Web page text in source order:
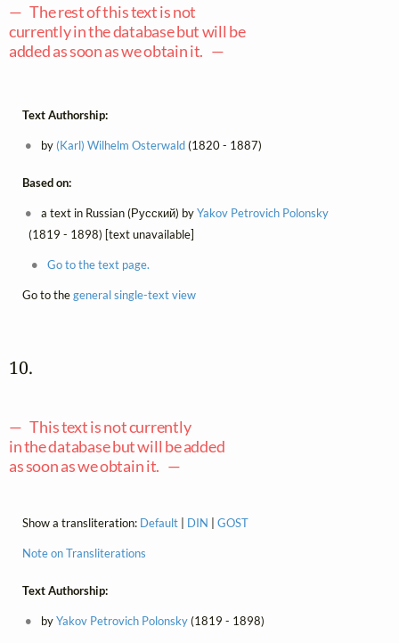
— The rest of this text is not
currently in the database but will be
added as soon as we obtain it. —
Text Authorship:
by (Karl) Wilhelm Osterwald(1820 - 1887)
Based on:
a text in Russian (Русский) byYakov Petrovich Polonsky
(1819 - 1898) [text unavailable]
Go to the text page.
Go to thegeneral single-text view
10.
— This text is not currently
in the database but will be added
as soon as we obtain it. —
Show a transliteration: Default| DIN GOST
Note on Transliterations
Text Authorship:
byYakov Petrovich Polonsky(1819 - 1898)